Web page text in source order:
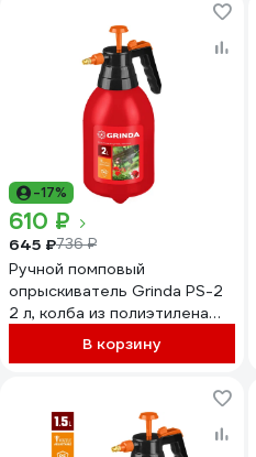
-17%
610 ₽
645 ₽736 ₽
Ручной помповый
опрыскиватель Grinda PS-2
2 л, колба из полиэтилена
В корзину